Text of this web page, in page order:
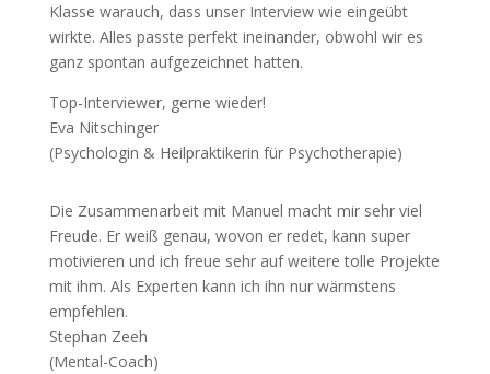
Klasse warauch, dass unser Interview wie eingeübt
wirkte. Alles passte perfekt ineinander, obwohl wir es
ganz spontan aufgezeichnet hatten.
Top-Interviewer, gerne wieder!
Eva Nitschinger
(Psychologin & Heilpraktikerin für Psychotherapie)
Die Zusammenarbeit mit Manuel macht mir sehr viel
Freude. Er weiß genau, wovon er redet, kann super
motivieren und ich freue sehr auf weitere tolle Projekte
mit ihm. Als Experten kann ich ihn nur wärmstens
empfehlen.
Stephan Zeeh
(Mental-Coach)